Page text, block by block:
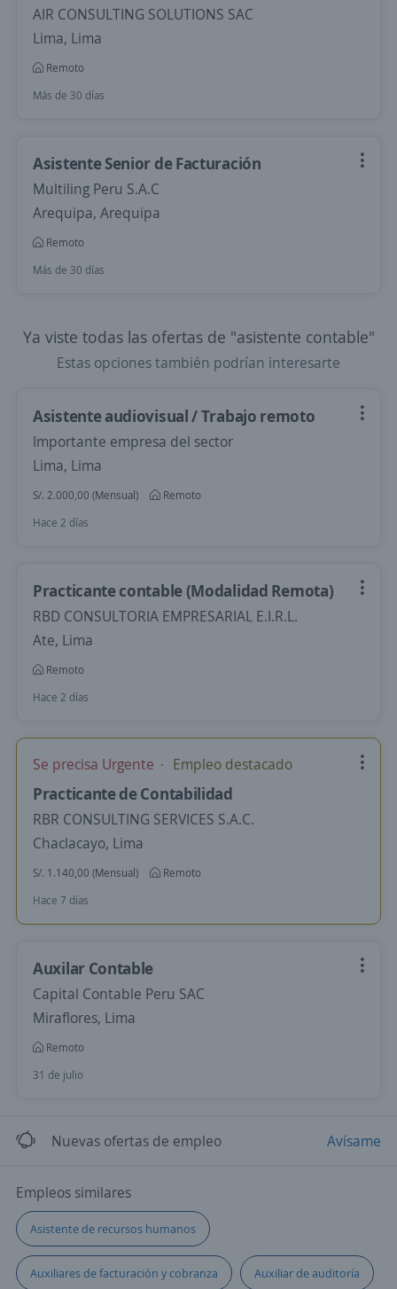
AIR CONSULTING SOLUTIONS SAC
Lima, Lima
Remoto
Más de 30 días
Asistente Senior de Facturación
Multiling Peru S.A.C
Arequipa, Arequipa
Remoto
Más de 30 días
Ya viste todas las ofertas de "asistente contable"
Estas opciones también podrían interesarte
Asistente audiovisual / Trabajo remoto
Importante empresa del sector
Lima, Lima
S/. 2.000,00 (Mensual)
Remoto
Hace 2 días
Practicante contable (Modalidad Remota)
RBD CONSULTORIA EMPRESARIAL E.I.R.L.
Ate, Lima
Remoto
Hace 2 días
Se precisa Urgente Empleo destacado
Practicante de Contabilidad
RBR CONSULTING SERVICES S.A.C.
Chaclacayo, Lima
S/. 1.140,00 (Mensual)
Remoto
Hace 7 días
Auxilar Contable
Capital Contable Peru SAC
Miraflores, Lima
Remoto
31 de julio
Nuevas ofertas de empleo Avísame
Empleos similares
Asistente de recursos humanos
Auxiliares de facturación y cobranza Auxiliar de auditoría